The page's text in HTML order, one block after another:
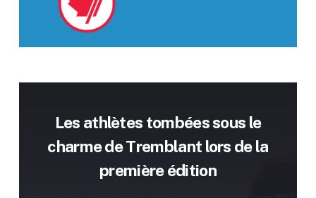
Les athlètes tombées sous le
charme de Tremblant lors de la
première édition